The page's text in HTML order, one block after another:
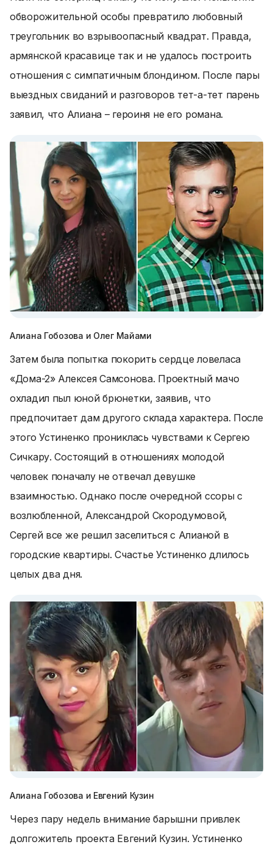
обворожительной особы превратило любовный
треугольник во взрывоопасный квадрат. Правда,
армянской красавице так и не удалось построить
отношения с симпатичным блондином. После пары
выездных свиданий и разговоров тет-а-тет парень
заявил, что Алиана – героиня не его романа.
Алиана Гобозова и Олег Майами
Затем была попытка покорить сердце ловеласа
«Дома-2» Алексея Самсонова. Проектный мачо
охладил пыл юной брюнетки, заявив, что
предпочитает дам другого склада характера. После
этого Устиненко прониклась чувствами к Сергею
Сичкару. Состоящий в отношениях молодой
человек поначалу не отвечал девушке
взаимностью. Однако после очередной ссоры с
возлюбленной, Александрой Скородумовой,
Сергей все же решил заселиться с Алианой в
городские квартиры. Счастье Устиненко длилось
целых два дня.
Алиана Гобозова и Евгений Кузин
Через пару недель внимание барышни привлек
долгожитель проекта Евгений Кузин. Устиненко